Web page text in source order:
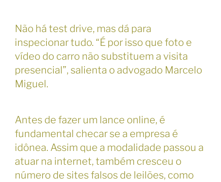
Não há test drive, mas dá para
inspecionar tudo. “É por isso que foto e
vídeo do carro não substituem a visita
presencial”, salienta o advogado Marcelo
Miguel.
Antes de fazer um lance online, é
fundamental checar se a empresa é
idônea. Assim que a modalidade passou a
atuar na internet, também cresceu o
número de sites falsos de leilões, como